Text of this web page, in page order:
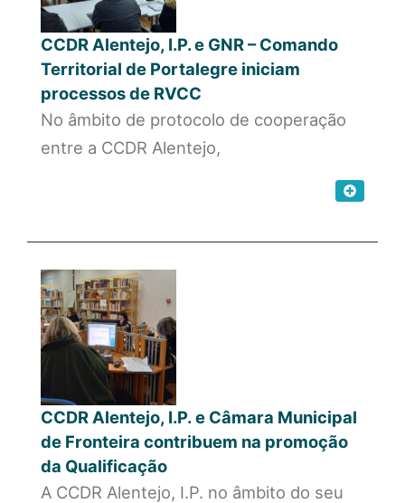
CCDR Alentejo, I.P. e GNR – Comando
Territorial de Portalegre iniciam
processos de RVCC
No âmbito de protocolo de cooperação
entre a CCDR Alentejo,
CCDR Alentejo, I.P. e Câmara Municipal
de Fronteira contribuem na promoção
da Qualificação
A CCDR Alentejo, I.P. no âmbito do seu